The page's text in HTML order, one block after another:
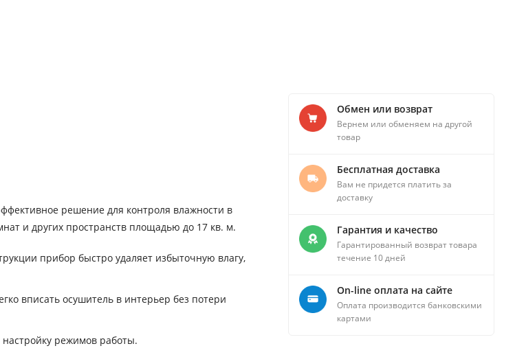
решение для контроля влажности в
и других пространств площадью до 17 кв. м.
прибор быстро удаляет избыточную влагу,
вписать осушитель в интерьер без потери
режимов работы.
Обмен или возврат
Вернем или обменяем на другой
товар
Бесплатная доставка
Вам не придется платить за
доставку
Гарантия и качество
Гарантированный возврат товара
течение 10 дней
On-line оплата на сайте
Оплата производится банковскими
картами